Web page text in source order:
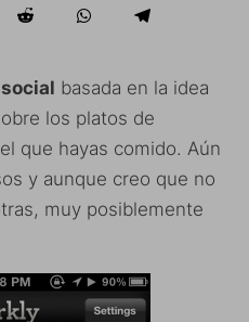
basada en la idea
los platos de
que hayas comido. Aún
y aunque creo que no
muy posiblemente